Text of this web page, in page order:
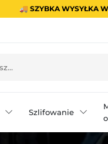
🚚 SZYBKA WYSYŁKA
Szlifowanie